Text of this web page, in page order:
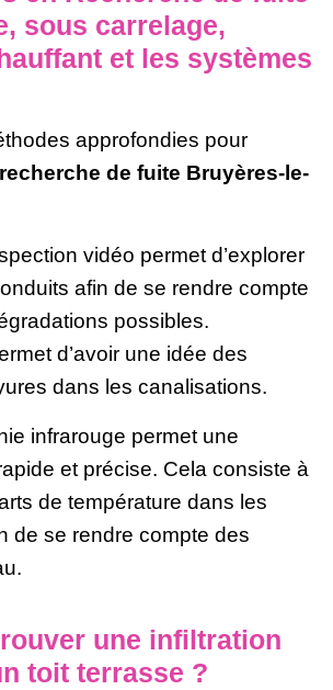
sous carrelage,
et les systèmes
approfondies pour
recherche de fuite Bruyères-le-
vidéo permet d’explorer
afin de se rendre compte
possibles.
d’avoir une idée des
dans les canalisations.
infrarouge permet une
et précise. Cela consiste à
de température dans les
de se rendre compte des
une infiltration
toit terrasse ?